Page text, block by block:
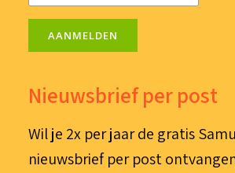
AANMELDEN
Nieuwsbrief per post
Wil je 2x per jaar de gratis
nieuwsbrief per post